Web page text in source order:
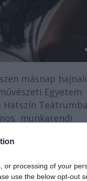
or processing of your
use the below opt-out
másnap
Egyetem
Hatszín
munkarendi
mesejátékok
és túrós
– együtt,